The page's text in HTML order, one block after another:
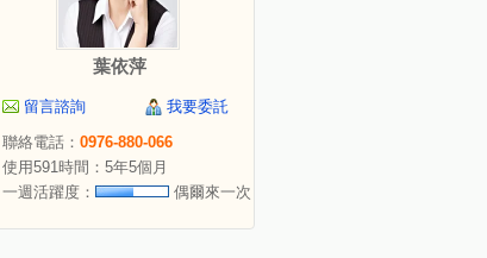
葉依萍
留言諮詢
我要委託
聯絡電話： 0976-880-066
使用591時間：5年5個月
一週活躍度：
偶爾來一次